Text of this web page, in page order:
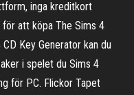
inga kreditkort
för att köpa The Sims 4
Key Generator kan du
i spelet du Sims 4
för PC. Flickor Tapet